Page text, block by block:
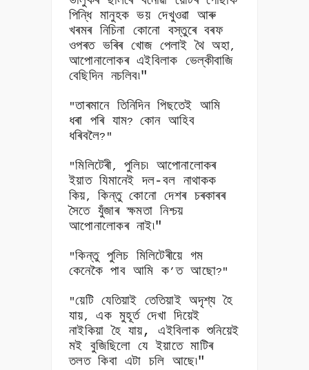
পিন্ধি মানুহক ভয় দেখুওৱা আৰু
খৰমৰ নিচিনা কোনো বস্তুৰে বৰফ
ওপৰত ভৰিৰ খোজ পেলাই থৈ অহা,
আপোনালোকৰ এইবিলাক ভেল্কীবাজি
বেছিদিন নচলিব৷"
"তাৰমানে তিনিদিন পিছতেই আমি
ধৰা পৰি যাম?কোন আহিব
ধৰিবলৈ?"
"মিলিটেৰী,পুলিচ৷ আপোনালোকৰ
ইয়াত যিমানেই দল-বল নাথাকক
কিয়,কিন্তু কোনো দেশৰ চৰকাৰৰ
সৈতে যুঁজাৰ ক্ষমতা নিশ্চয়
আপোনালোকৰ নাই৷"
"কিন্তু পুলিচ মিলিটেৰীয়ে গম
কেনেকৈ পাব আমি ক’ত আছো?"
"য়েটি যেতিয়াই তেতিয়াই অদৃশ্য হৈ
যায়,এক মুহূৰ্ত দেখা দিয়েই
নাইকিয়া হৈ যায়, এইবিলাক শুনিয়েই
মই বুজিছিলো যে ইয়াতে মাটিৰ
তলত কিবা এটা চলি আছে৷"